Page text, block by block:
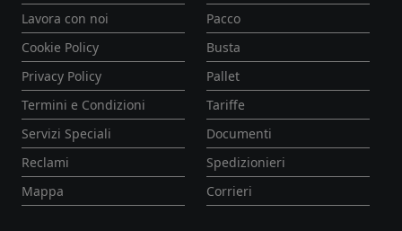
Lavora con noi
Cookie Policy
Privacy Policy
Termini e Condizioni
Servizi Speciali
Reclami
Mappa
Pacco
Busta
Pallet
Tariffe
Documenti
Spedizionieri
Corrieri